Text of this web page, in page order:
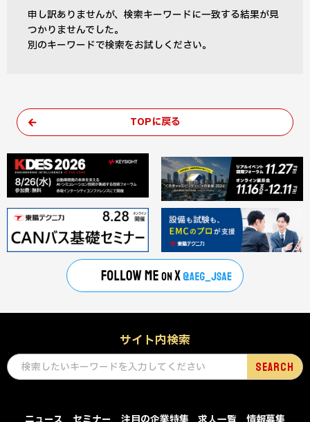
申し訳ありませんが、検索キーワードに一致する結果が見
つかりませんでした。
別のキーワードで検索をお試しください。
TOPに戻る
サイト内検索